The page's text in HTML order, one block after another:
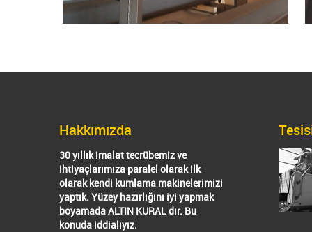
Hakkımızda
30 yıllık imalat tecrübemiz ve
ihtiyaçlarımıza paralel olarak ilk
olarak kendi kumlama makinelerimizi
yaptık. Yüzey hazırlığını iyi yapmak
boyamada ALTIN KURAL dır. Bu
konuda iddialıyız.